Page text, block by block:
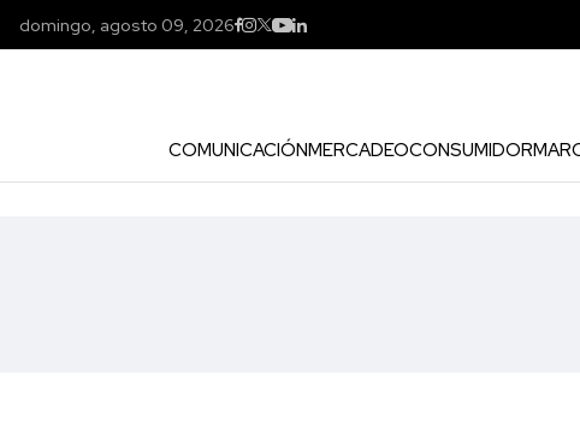
domingo, agosto 09, 2026
COMUNICACIÓNMERCADEOCONSUMIDOR